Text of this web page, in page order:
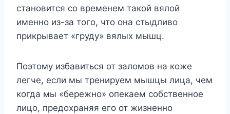
становится со временем такой вялой
именно из-за того, что она стыдливо
прикрывает «груду» вялых мышц.
Поэтому избавиться от заломов на коже
легче, если мы тренируем мышцы лица, чем
когда мы «бережно» опекаем собственное
лицо, предохраняя его от жизненно